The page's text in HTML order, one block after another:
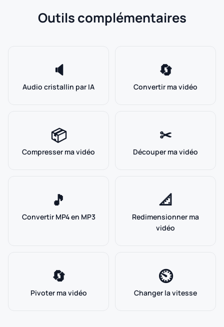
Outils complémentaires
🔈
Audio cristallin par IA
🔄
Convertir ma vidéo
📦
Compresser ma vidéo
✂
Découper ma vidéo
🎵
Convertir MP4 en MP3
📐
Redimensionner ma
vidéo
🔄
Pivoter ma vidéo
⏲
Changer la vitesse